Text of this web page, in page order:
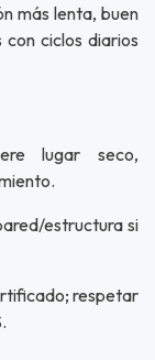
más lenta, buen
ciclos diarios
lugar seco,
estructura si
respetar